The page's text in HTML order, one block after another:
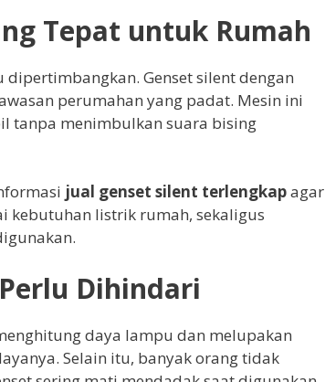
Tepat untuk Rumah
Genset silent dengan
perumahan yang padat. Mesin ini
tanpa menimbulkan suara bising
jual genset silent terlengkapagar
kebutuhan listrik rumah, sekaligus
Dihindari
daya lampu dan melupakan
Selain itu, banyak orang tidak